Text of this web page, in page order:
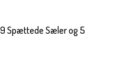
Spættede Sæler og 5